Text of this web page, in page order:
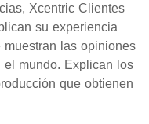
Xcentric Clientes
su experiencia
las opiniones
mundo. Explican los
que obtienen